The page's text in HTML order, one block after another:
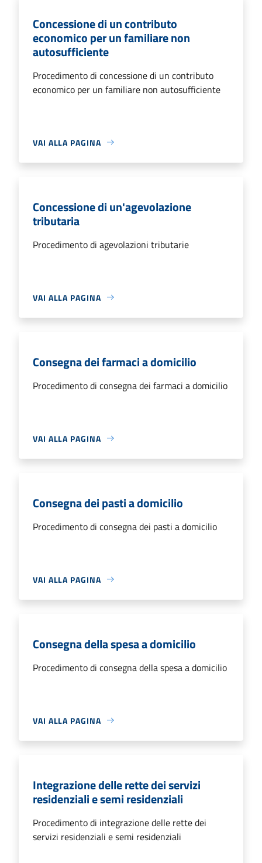
Concessione di un contributo
economico per un familiare non
autosufficiente
Procedimento di concessione di un contributo
economico per un familiare non autosufficiente
VAI ALLA PAGINA
Concessione di un'agevolazione
tributaria
Procedimento di agevolazioni tributarie
VAI ALLA PAGINA
Consegna dei farmaci a domicilio
Procedimento di consegna dei farmaci a domicilio
VAI ALLA PAGINA
Consegna dei pasti a domicilio
Procedimento di consegna dei pasti a domicilio
VAI ALLA PAGINA
Consegna della spesa a domicilio
Procedimento di consegna della spesa a domicilio
VAI ALLA PAGINA
Integrazione delle rette dei servizi
residenziali e semi residenziali
Procedimento di integrazione delle rette dei
servizi residenziali e semi residenziali